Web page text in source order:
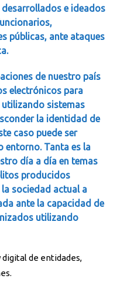
e ideados
públicas, ante ataques
de nuestro país
electrónicos para
sistemas
la identidad de
caso puede ser
entorno. Tanta es la
día a día en temas
producidos
sociedad actual a
ante la capacidad de
utilizando
de entidades,